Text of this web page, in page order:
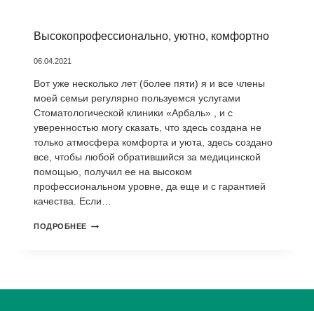
НЕУДАЧНОГО
ОПЫТА,
ПРИЙТИ,
ЧИТАЛА
ОТЗЫВЫ
ИНТЕРНЕТЕ.
В
ИТОГЕ
ЧТО
Я
ЛЕЧИЛА
УДАЛЯЛ.
Высокопрофессионально, уютно, комфортно
06.04.2021
Вот уже несколько лет (более пяти) я и все члены
моей семьи регулярно пользуемся услугами
Стоматологической клиники «Арбаль» , и с
уверенностью могу сказать, что здесь создана не
только атмосфера комфорта и уюта, здесь создано
все, чтобы любой обратившийся за медицинской
помощью, получил ее на высоком
профессиональном уровне, да еще и с гарантией
качества. Если…
ПОДРОБНЕЕ ВЫСОКОПРОФЕССИОНАЛЬНО,